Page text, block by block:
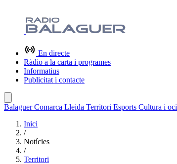
En directe
Ràdio a la carta i programes
Informatius
Publicitat i contacte
BalaguerComarca Lleida Territori Esports Cultura i oci
Inici
/
Notícies
/
Territori